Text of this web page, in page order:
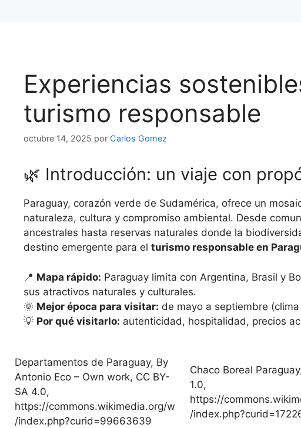
Experiencias
turismo responsable
octubre 14, 2025 por Carlos Gomez
🌿 Introducción: un viaje con
Paraguay, corazón verde de Sudamérica, ofrece un
naturaleza, cultura y compromiso ambiental. Desde
ancestrales hasta reservas naturales donde la
destino emergente para el turismo responsable en
📍 Mapa rápido: Paraguay limita con Argentina, Brasil y
sus atractivos naturales y culturales.
🌞 Mejor época para visitar: de mayo a septiembre
💡 Por qué visitarlo: autenticidad, hospitalidad, precios
Departamentos de Paraguay, By
Antonio Eco – Own work, CC BY-
SA 4.0,
https://commons.wikimedia.org/w
/index.php?curid=99663639
Chaco Boreal
1.0,
https://
/